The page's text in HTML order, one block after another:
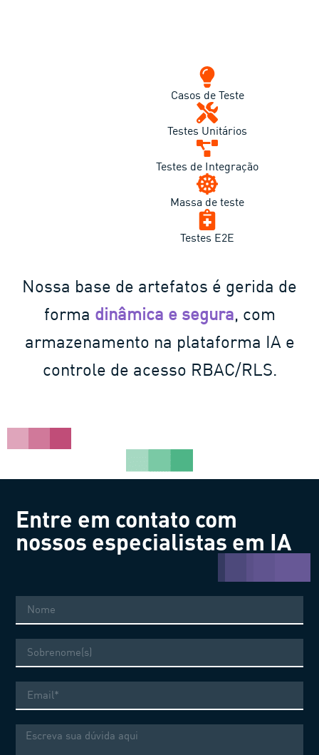
Casos de Teste
Testes Unitários
Testes de Integração
Massa de teste
Testes E2E
Nossa base de artefatos é gerida de
forma dinâmica e segura, com
armazenamento na plataforma IA e
controle de acesso RBAC/RLS.​​
Entre em contato com
nossos especialistas em IA
mail